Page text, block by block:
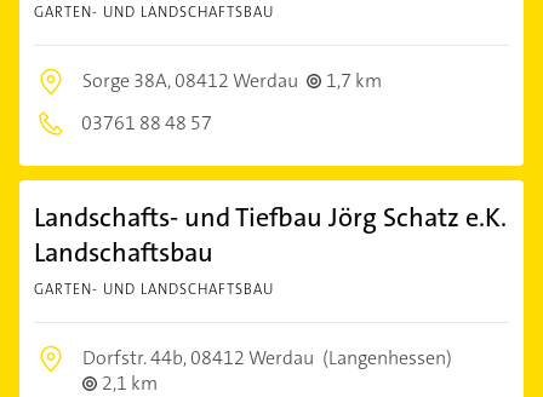
GARTEN- UND LANDSCHAFTSBAU
Sorge 38A,08412 Werdau
1,7 km
03761 88 48 57
Landschafts- und Tiefbau Jörg Schatz e.K.
Landschaftsbau
GARTEN- UND LANDSCHAFTSBAU
Dorfstr. 44b,08412 Werdau (Langenhessen)
2,1 km